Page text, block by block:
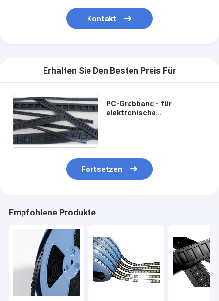
Kontakt
Erhalten Sie Den Besten Preis Für
PC-Grabband - für
elektronische
Fortsetzen
Empfohlene Produkte